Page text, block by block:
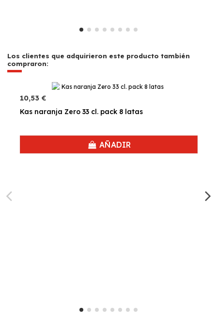
Los clientes que adquirieron este producto también
compraron:
10,53 €
Kas naranja Zero 33 cl. pack 8 latas
AÑADIR